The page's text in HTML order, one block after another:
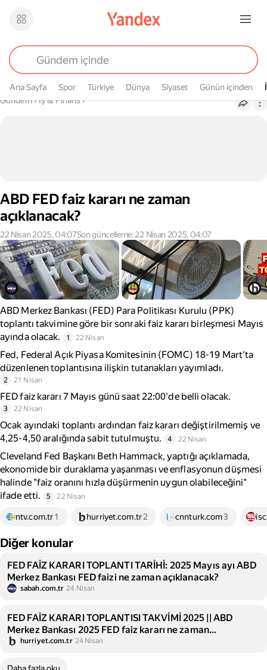
Ana Sayfa Spor Türkiye Dünya Siyaset Günün içinden
Buradasın
Gündem› İş & Finans›
ABD FED faiz kararı ne zaman
açıklanacak?
22 Nisan 2025, 04:07Son güncelleme: 22 Nisan 2025, 04:07
ABD Merkez Bankası (FED) Para Politikası Kurulu (PPK)
toplantı takvimine göre bir sonraki faiz kararı birleşmesi Mayıs
ayında olacak.
1 22 Nisan
Fed, Federal Açık Piyasa Komitesinin (FOMC) 18-19 Mart'ta
düzenlenen toplantısına ilişkin tutanakları yayımladı.
2 21 Nisan
FED faiz kararı 7 Mayıs günü saat 22:00'de belli olacak.
3 22 Nisan
Ocak ayındaki toplantı ardından faiz kararı değiştirilmemiş ve
4,25-4,50 aralığında sabit tutulmuştu.
4 22 Nisan
Cleveland Fed Başkanı Beth Hammack, yaptığı açıklamada,
ekonomide bir duraklama yaşanması ve enflasyonun düşmesi
halinde "faiz oranını hızla düşürmenin uygun olabileceğini"
ifade etti.
5 22 Nisan
ntv.com.tr1 hurriyet.com.tr2 cnnturk.com3
Diğer konular
FED FAİZ KARARI TOPLANTI TARİHİ: 2025 Mayıs ayı ABD
Merkez Bankası FED faizi ne zaman açıklanacak?
sabah.com.tr 24 Nisan
FED FAİZ KARARI TOPLANTISI TAKVİMİ 2025 || ABD
Merkez Bankası 2025 FED faiz kararı ne zaman
açıklanacak, faiz kararı ne olur? ABD Merkez Bankası
hurriyet.com.tr 24 Nisan